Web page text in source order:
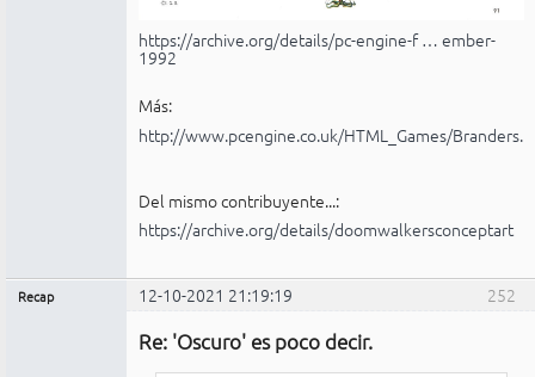
https://archive.org/details/pc-engine-f … ember-
1992
Más:
http://www.pcengine.co.uk/HTML_Games/
Del mismo contribuyente...:
https://archive.org/details/doomwalkersconceptart
252
Recap 12-10-2021 21:19:19
Re: 'Oscuro' es poco decir.